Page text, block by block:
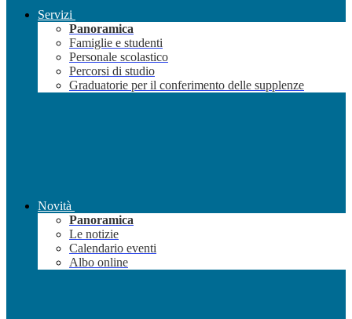
Servizi
Panoramica
Famiglie e studenti
Personale scolastico
Percorsi di studio
Graduatorie per il conferimento delle supplenze
Novità
Panoramica
Le notizie
Calendario eventi
Albo online